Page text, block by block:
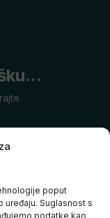
poput
uređaju. Suglasnost s
podatke kao